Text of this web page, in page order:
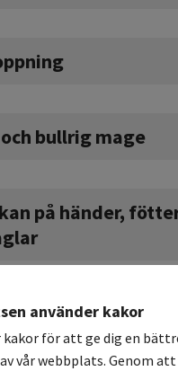
bullrig mage
på händer,
använder kakor
kakor för att ge dig en
vår webbplats. Genom